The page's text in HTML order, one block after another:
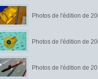
Photos de l'édition de
Photos de l'édition de
Photos de l'édition de